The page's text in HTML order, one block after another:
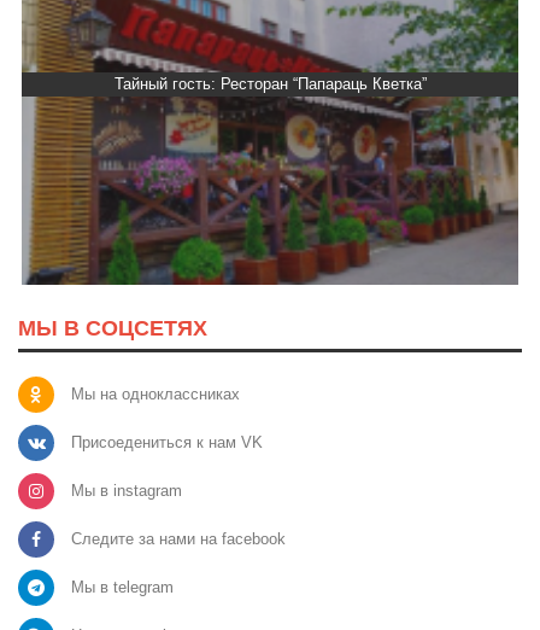
Тайный гость: Ресторан “Папараць Кветка”
МЫ В СОЦСЕТЯХ
Мы на одноклассниках
Присоедениться к нам VK
Мы в instagram
Следите за нами на facebook
Мы в telegram